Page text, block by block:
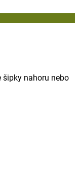
nahoru nebo